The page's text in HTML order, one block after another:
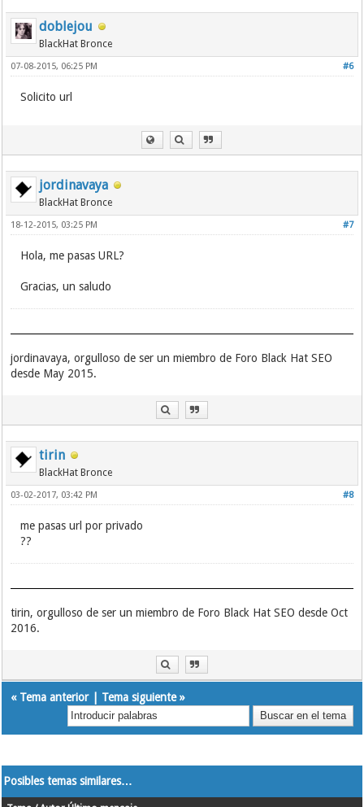
doblejou
BlackHat Bronce
#6
07-08-2015, 06:25 PM
Solicito url
jordinavaya
BlackHat Bronce
#7
18-12-2015, 03:25 PM
Hola, me pasas URL?
Gracias, un saludo
jordinavaya, orgulloso de ser un miembro de Foro Black Hat SEO
desde May 2015.
tirin
BlackHat Bronce
#8
03-02-2017, 03:42 PM
me pasas url por privado
??
tirin, orgulloso de ser un miembro de Foro Black Hat SEO desde Oct
2016.
« Tema anterior| Tema siguiente»
Posibles temas similares…